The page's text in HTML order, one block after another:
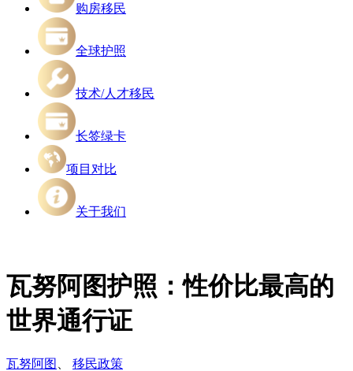
购房移民
全球护照
技术/人才移民
长签绿卡
项目对比
关于我们
瓦努阿图护照：性价比最高的
世界通行证
瓦努阿图
移民政策